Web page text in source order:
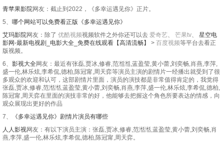
青苹果影院网友：截止到2022，《多幸运遇见你》正片。
5、 哪个网站可以免费看正版《多幸运遇见你》
艾玛影院网友：除了 优酷视频视频软件之外你还可以去 爱奇艺、 芒果tv、 星空电
影网-最新电视剧_电影大全_免费在线观看【高清流畅】 > 百度视频等平台去看正
版视频。
6、 影视大全网友：最近有张磊,贾冰,修睿,范湉湉,蓝盈莹,黄小蕾,刘奕畅,肖燕,李萍,
盛一伦,林乐炫,李希侃,德柏,陈冠甯,周天弈等演员主演的剧情片一经播出就受到了很
多观众的欢迎和认可，这部剧情片里面，演员的演技都是非常值得肯定的，我觉得
张磊,贾冰,修睿,范湉湉,蓝盈莹,黄小蕾,刘奕畅,肖燕,李萍,盛一伦,林乐炫,李希侃,德柏,
陈冠甯,周天弈在里面的演技非常的好，他能够去把握这个角色所要表达的情感，向
观众展现出更好的作品
7、
《多幸运遇见你》剧情片演员有哪些
人人影视网友：有以下演员主演：张磊,贾冰,修睿,范湉湉,蓝盈莹,黄小蕾,刘奕畅,肖
燕,李萍,盛一伦,林乐炫,李希侃,德柏,陈冠甯,周天弈。